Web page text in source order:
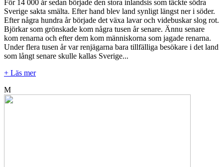
För 14 000 år sedan började den stora inlandsis som täckte södra
Sverige sakta smälta. Efter hand blev land synligt längst ner i söder.
Efter några hundra år började det växa lavar och videbuskar slog rot.
Björkar som grönskade kom några tusen år senare. Ännu senare
kom renarna och efter dem kom människorna som jagade renarna.
Under flera tusen år var renjägarna bara tillfälliga besökare i det land
som långt senare skulle kallas Sverige...
+ Läs mer
M